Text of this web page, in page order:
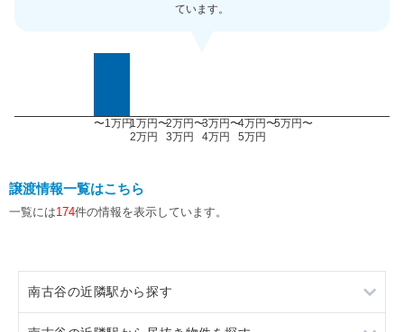
ています。
〜1万円1万円〜
2万円
2万円〜
3万円
3万円〜
4万円
4万円〜
5万円
5万円〜
譲渡情報一覧はこちら
一覧には174件の情報を表示しています。
南古谷の近隣駅から探す